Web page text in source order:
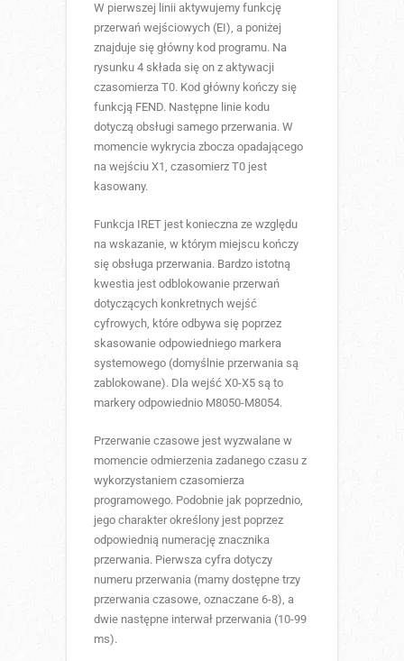
W pierwszej linii aktywujemy funkcję
przerwań wejściowych (EI), a poniżej
znajduje się główny kod programu. Na
rysunku 4 składa się on z aktywacji
czasomierza T0. Kod główny kończy się
funkcją FEND. Następne linie kodu
dotyczą obsługi samego przerwania. W
momencie wykrycia zbocza opadającego
na wejściu X1, czasomierz T0 jest
kasowany.
Funkcja IRET jest konieczna ze względu
na wskazanie, w którym miejscu kończy
się obsługa przerwania. Bardzo istotną
kwestia jest odblokowanie przerwań
dotyczących konkretnych wejść
cyfrowych, które odbywa się poprzez
skasowanie odpowiedniego markera
systemowego (domyślnie przerwania są
zablokowane). Dla wejść X0-X5 są to
markery odpowiednio M8050-M8054.
Przerwanie czasowe jest wyzwalane w
momencie odmierzenia zadanego czasu z
wykorzystaniem czasomierza
programowego. Podobnie jak poprzednio,
jego charakter określony jest poprzez
odpowiednią numerację znacznika
przerwania. Pierwsza cyfra dotyczy
numeru przerwania (mamy dostępne trzy
przerwania czasowe, oznaczane 6-8), a
dwie następne interwał przerwania (10-99
ms).